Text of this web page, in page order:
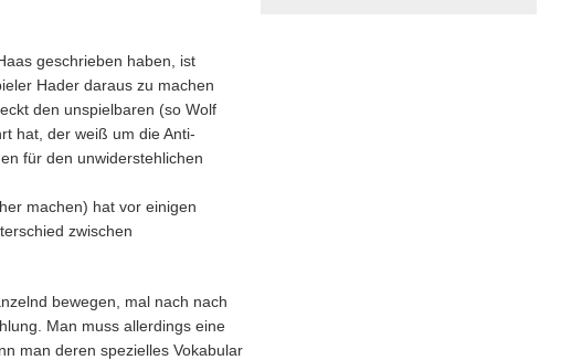
geschrieben haben, ist
Hader daraus zu machen
den unspielbaren (so Wolf
hat, der weiß um die Anti-
für den unwiderstehlichen
machen) hat vor einigen
zwischen
bewegen, mal nach nach
Man muss allerdings eine
man deren spezielles Vokabular